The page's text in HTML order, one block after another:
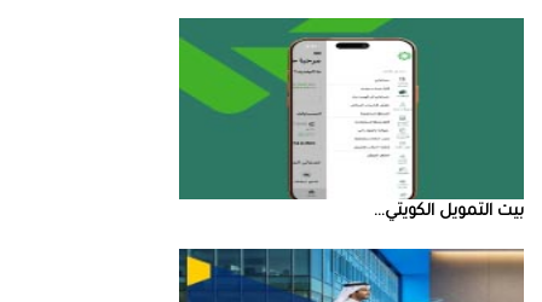
بيت‭ ‬التمويل‭ ‬الكويتي‭ ...